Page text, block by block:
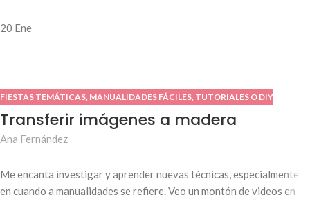
20 Ene
FIESTAS TEMÁTICAS, MANUALIDADES FÁCILES, TUTORIALES O DIY
Transferir imágenes a madera
Ana Fernández
Me encanta investigar y aprender nuevas técnicas, especialmente
en cuando a manualidades se refiere. Veo un montón de videos en